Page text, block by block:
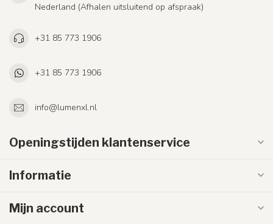
Nederland (Afhalen uitsluitend op afspraak)
+31 85 773 1906
+31 85 773 1906
info@lumenxl.nl
Openingstijden klantenservice
Informatie
Mijn account